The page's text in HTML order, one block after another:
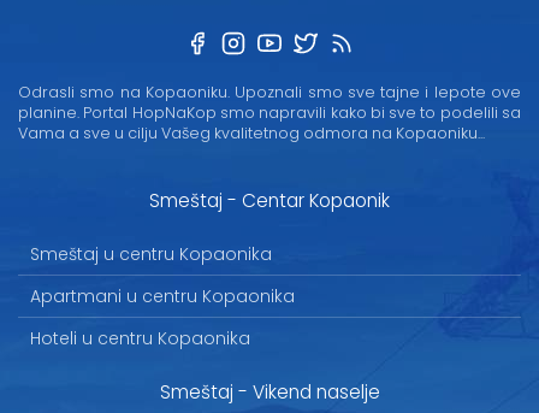
Odrasli smo na Kopaoniku. Upoznali smo sve tajne i lepote ove
planine. Portal HopNaKop smo napravili kako bi sve to podelili sa
Vama a sve u cilju Vašeg kvalitetnog odmora na Kopaoniku...
Smeštaj - Centar Kopaonik
Smeštaj u centru Kopaonika
Apartmani u centru Kopaonika
Hoteli u centru Kopaonika
Smeštaj - Vikend naselje